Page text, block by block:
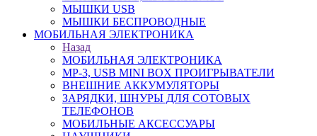
МЫШКИ USB
МЫШКИ БЕСПРОВОДНЫЕ
МОБИЛЬНАЯ ЭЛЕКТРОНИКА
Назад
МОБИЛЬНАЯ ЭЛЕКТРОНИКА
MP-3, USB MINI BOX ПРОИГРЫВАТЕЛИ
ВНЕШНИЕ АККУМУЛЯТОРЫ
ЗАРЯДКИ, ШНУРЫ ДЛЯ СОТОВЫХ
ТЕЛЕФОНОВ
МОБИЛЬНЫЕ АКСЕССУАРЫ